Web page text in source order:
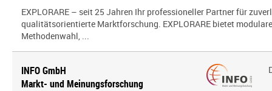
EXPLORARE – seit 25 Jahren Ihr professioneller Partner für
qualitätsorientierte Marktforschung. EXPLORARE bietet
Methodenwahl, ...
INFO GmbH
Markt- und Meinungsforschung